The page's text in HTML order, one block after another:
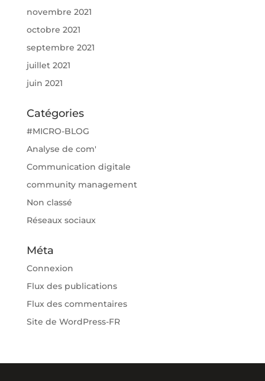
novembre 2021
octobre 2021
septembre 2021
juillet 2021
juin 2021
Catégories
#MICRO-BLOG
Analyse de com'
Communication digitale
community management
Non classé
Réseaux sociaux
Méta
Connexion
Flux des publications
Flux des commentaires
Site de WordPress-FR